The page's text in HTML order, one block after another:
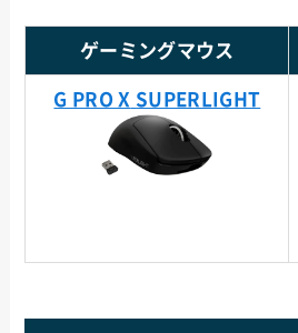
ゲーミングマウス
G PRO X SUPERLIGHT